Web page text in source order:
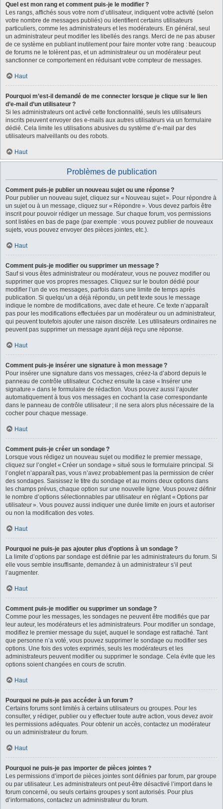
Quel est mon rang et comment puis-je le modifier ?
Les rangs, affichés sous votre nom d’utilisateur, indiquent votre activité (selon
votre nombre de messages publiés) ou identifient certains utilisateurs
particuliers, comme les administrateurs et les modérateurs. En général, seul
un administrateur peut modifier les libellés des rangs. Merci de ne pas abuser
de ce système en publiant inutilement pour faire monter votre rang : beaucoup
de forums ne le tolèrent pas, et un administrateur ou un modérateur peut
sanctionner ce comportement en réduisant votre compteur de messages.
Haut
Pourquoi m’est-il demandé de me connecter lorsque je clique sur le lien
d’e-mail d’un utilisateur ?
Si les administrateurs ont activé cette fonctionnalité, seuls les utilisateurs
inscrits peuvent envoyer des e-mails aux autres utilisateurs via un formulaire
dédié. Cela limite les utilisations abusives du système d’e-mail par des
utilisateurs malveillants ou des robots.
Haut
Problèmes de publication
Comment puis-je publier un nouveau sujet ou une réponse ?
Pour publier un nouveau sujet, cliquez sur « Nouveau sujet ». Pour répondre à
un sujet ou à un message, cliquez sur « Répondre ». Vous devez parfois être
inscrit pour pouvoir rédiger un message. Sur chaque forum, vos permissions
sont listées en bas de page (par exemple : vous pouvez publier de nouveaux
sujets, vous pouvez envoyer des pièces jointes, etc.).
Haut
Comment puis-je modifier ou supprimer un message ?
Sauf si vous êtes administrateur ou modérateur, vous ne pouvez modifier ou
supprimer que vos propres messages. Cliquez sur le bouton dédié pour
modifier l’un de vos messages, parfois dans une limite de temps après
publication. Si quelqu’un a déjà répondu, un petit texte sous le message
indique le nombre de modifications, avec date et heure. Ce texte n’apparaît
pas pour les modifications effectuées par un modérateur ou un administrateur,
qui peuvent toutefois ajouter une raison discrète. Les utilisateurs ordinaires ne
peuvent pas supprimer un message ayant déjà reçu une réponse.
Haut
Comment puis-je insérer une signature à mon message ?
Pour insérer une signature dans vos messages, créez-la d’abord depuis le
panneau de contrôle utilisateur. Cochez ensuite la case « Insérer une
signature » dans le formulaire de rédaction. Vous pouvez aussi l’ajouter
automatiquement à tous vos messages en cochant la case correspondante
dans le panneau de contrôle utilisateur ; il ne sera alors plus nécessaire de la
cocher pour chaque message.
Haut
Comment puis-je créer un sondage ?
Lorsque vous rédigez un nouveau sujet ou modifiez le premier message,
cliquez sur l’onglet « Créer un sondage » situé sous le formulaire principal. Si
l’onglet n’apparaît pas, vous n’avez probablement pas la permission de créer
des sondages. Saisissez le titre du sondage et au moins deux options dans
les champs prévus, chaque option sur une nouvelle ligne. Vous pouvez définir
le nombre d’options sélectionnables par utilisateur en réglant « Options par
utilisateur ». Vous pouvez aussi indiquer une durée limite en jours et autoriser
ou non la modification des votes.
Haut
Pourquoi ne puis-je pas ajouter plus d’options à un sondage ?
La limite d’options par sondage est définie par les administrateurs du forum. Si
elle vous semble insuffisante, demandez à un administrateur s’il peut
l’augmenter.
Haut
Comment puis-je modifier ou supprimer un sondage ?
Comme pour les messages, les sondages ne peuvent être modifiés que par
leur auteur, les modérateurs et les administrateurs. Pour modifier un sondage,
modifiez le premier message du sujet, auquel le sondage est rattaché. Tant
que personne n’a voté, vous pouvez supprimer le sondage ou modifier ses
options. Une fois des votes exprimés, seuls les modérateurs et les
administrateurs peuvent modifier ou supprimer le sondage. Cela évite que les
options soient changées en cours de scrutin.
Haut
Pourquoi ne puis-je pas accéder à un forum ?
Certains forums sont limités à certains utilisateurs ou groupes. Pour les
consulter, y rédiger, publier ou y effectuer toute autre action, vous devez avoir
les permissions adéquates. Pour obtenir un accès, contactez un modérateur
ou un administrateur du forum.
Haut
Pourquoi ne puis-je pas importer de pièces jointes ?
Les permissions d’import de pièces jointes sont définies par forum, par groupe
ou par utilisateur. Les administrateurs ont peut-être désactivé l’import dans le
forum concerné, ou seuls certains groupes y sont autorisés. Pour plus
d’informations, contactez un administrateur du forum.